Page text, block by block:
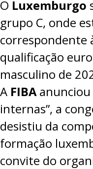
O Luxemburgo
grupo C, onde
correspondente
qualificação
masculino de
A FIBAanunciou
internas”, a
desistiu da
formação
convite do